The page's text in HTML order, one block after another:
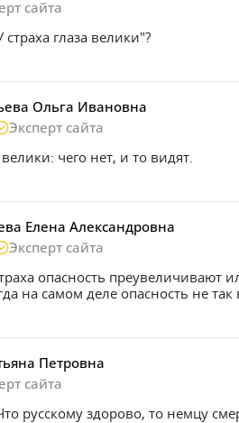
сайта
глаза велики"?
Ольга Ивановна
Эксперт сайта
велики: чего нет, и то видят.
Елена Александровна
Эксперт сайта
опасность преувеличивают
на самом деле опасность не так
Петровна
сайта
русскому здорово, то немцу